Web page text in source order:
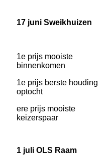
17 juni Sweikhuizen
1e prijs mooiste
binnenkomen
1e prijs berste houding
optocht
ere prijs mooiste
keizerspaar
1 juli OLS Raam